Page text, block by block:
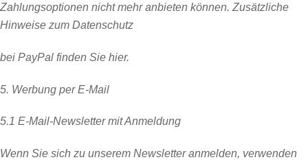
Zahlungsoptionen nicht mehr anbieten können. Zusätzliche
Hinweise zum Datenschutz
bei PayPal finden Sie hier.
5. Werbung per E-Mail
5.1 E-Mail-Newsletter mit Anmeldung
Wenn Sie sich zu unserem Newsletter anmelden, verwenden